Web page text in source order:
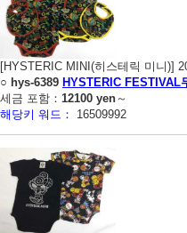
[HYSTERIC MINI(히스테릭 미니)]
○ hys-6389 HYSTERIC FESTIVAL
세금 포함： 12100 yen～
해당키 워드：
16509992